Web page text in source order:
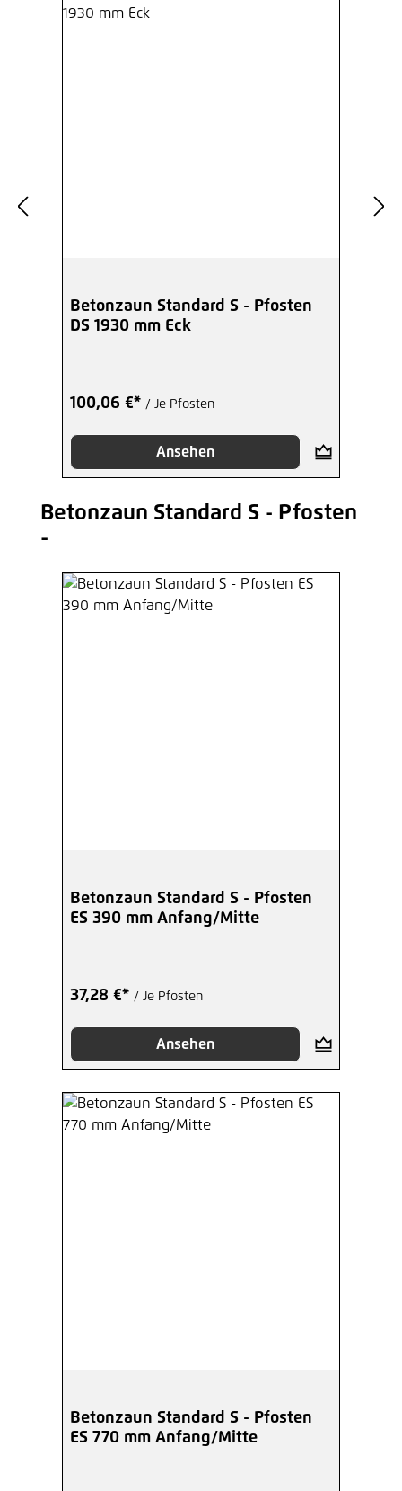
Betonzaun Standard S - Pfosten
DS 1930 mm Eck
100,06 €* / Je Pfosten
Ansehen
Produktgalerie überspringen
Betonzaun Standard S - Pfosten
-
Betonzaun Standard S - Pfosten
ES 390 mm Anfang/Mitte
37,28 €* / Je Pfosten
Ansehen
Betonzaun Standard S - Pfosten
ES 770 mm Anfang/Mitte